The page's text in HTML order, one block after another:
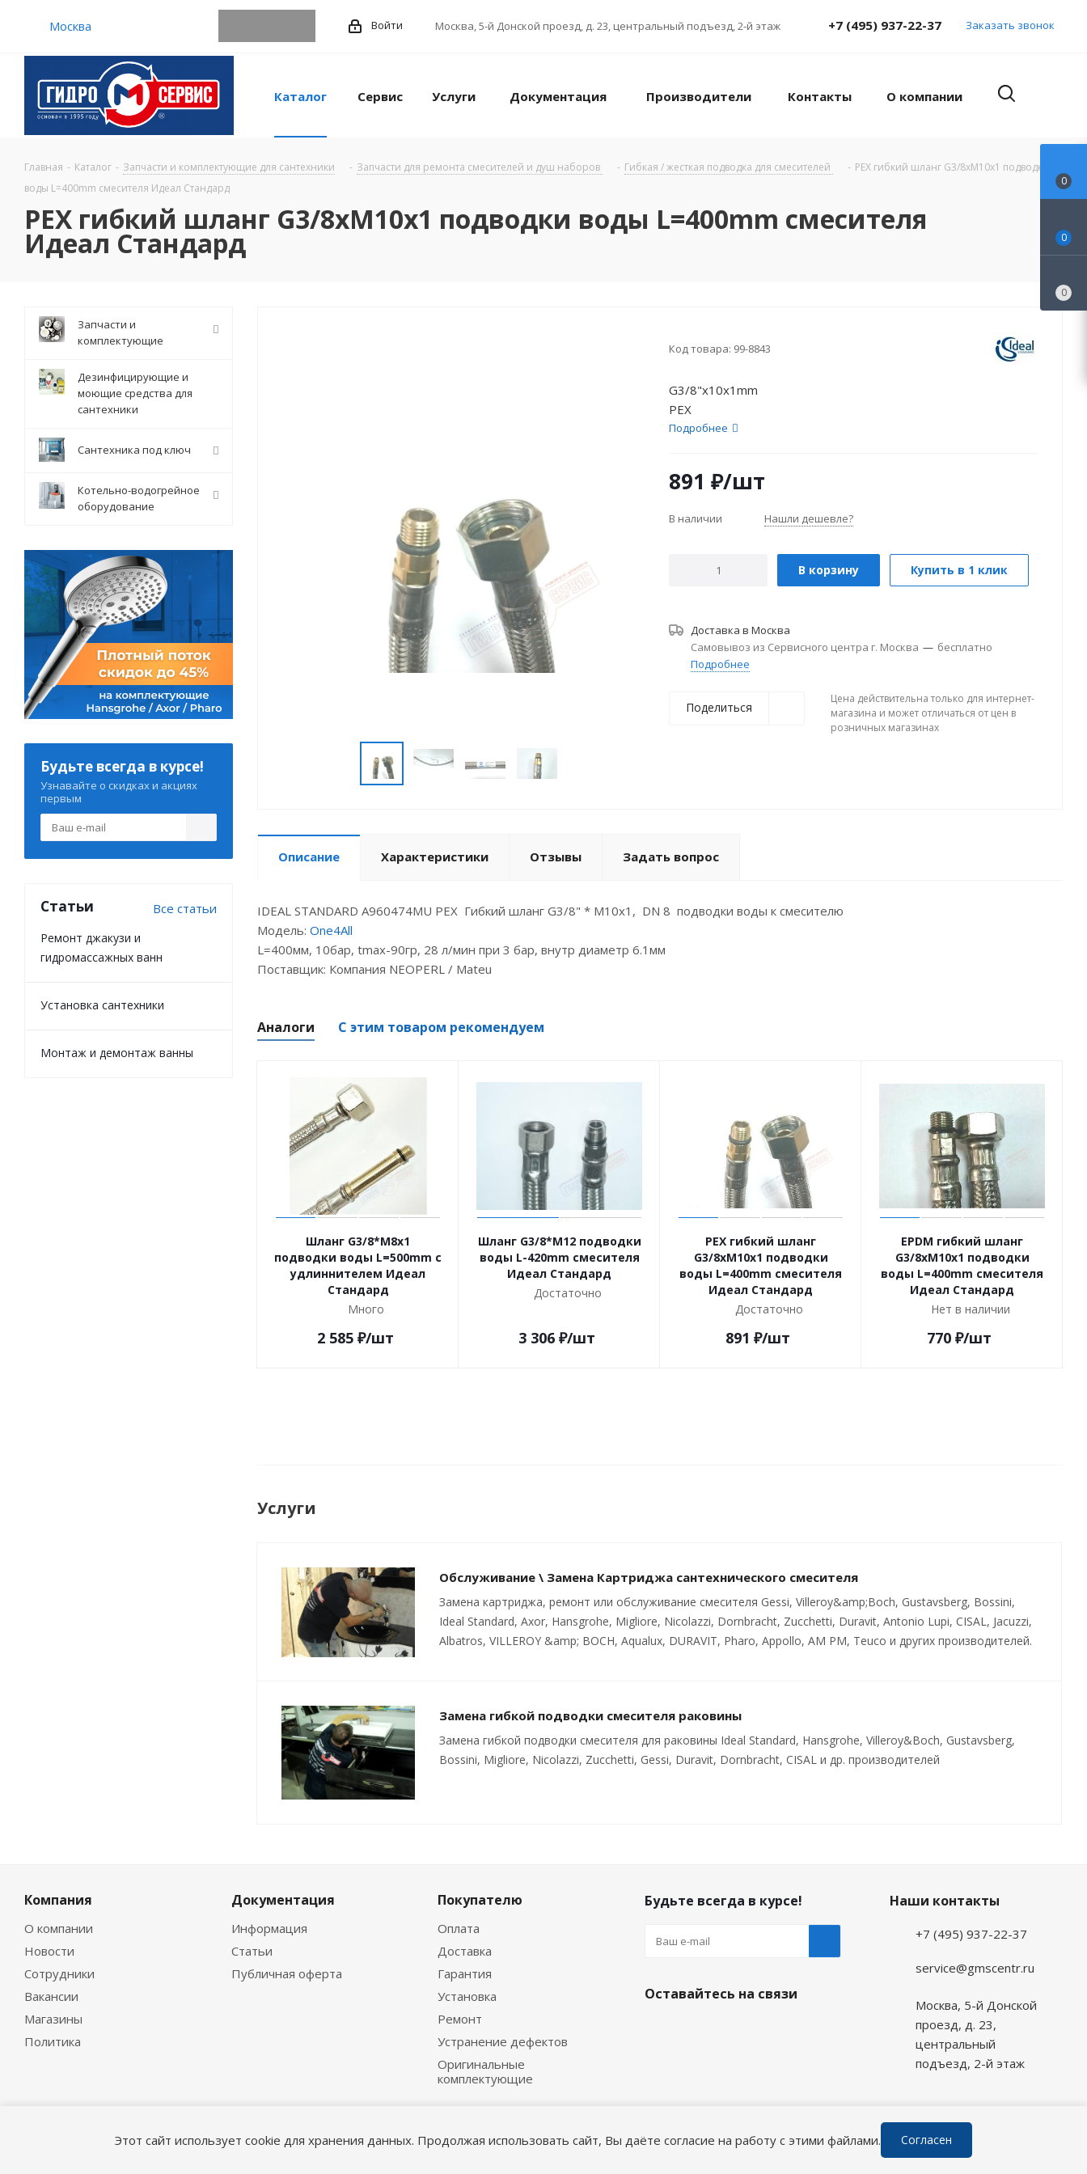
Москва Войти Москва,5-й Донской проезд, д. 23, центральный подъезд, 2-й этаж +7 (495) 937-22-37 Заказать звонок
Каталог Сервис Услуги Документация Производители Контакты О компании
Главная - Каталог - Запчасти и комплектующие для сантехники - Запчасти для ремонта смесителей и душ наборов - Гибкая / жесткая подводка для смесителей - PEX гибкий шланг G3/8хM10x1 подводки
воды L=400mm смесителя Идеал Стандард
PEX гибкий шланг G3/8хM10x1 подводки воды L=400mm смесителя
Идеал Стандард
Код товара: 99-8843
G3/8"x10x1mm
PEX
Подробнее
891 ₽/шт
В наличии Нашли дешевле?
В корзину Купить в 1 клик
Доставка в Москва
Самовывоз из Сервисного центра г. Москва — бесплатно
Подробнее
Поделиться
Цена действительна только для интернет-
магазина и может отличаться от цен в
розничных магазинах
Описание Характеристики Отзывы Задать вопрос
IDEAL STANDARD A960474MU PEX Гибкий шланг G3/8" * M10x1, DN 8 подводки воды к смесителю
Модель: One4All
L=400мм, 10бар, tmax-90гр, 28 л/мин при 3 бар, внутр диаметр 6.1мм
Поставщик: Компания NEOPERL / Mateu
Аналоги С этим товаром рекомендуем
Шланг G3/8*M8x1
подводки воды L=500mm с
удлиннителем Идеал
Стандард
Много
2 585₽/шт
Шланг G3/8*M12 подводки
воды L-420mm смесителя
Идеал Стандард
Достаточно
3 306₽/шт
PEX гибкий шланг
G3/8хM10x1 подводки
воды L=400mm смесителя
Идеал Стандард
Достаточно
891 ₽/шт
EPDM гибкий шланг
G3/8хM10x1 подводки
воды L=400mm смесителя
Идеал Стандард
Нет в наличии
770 ₽/шт
Услуги
Обслуживание \ Замена Картриджа сантехнического смесителя
Замена картриджа, ремонт или обслуживание смесителя Gessi, Villeroy&amp;Boch, Gustavsberg, Bossini,
Ideal Standard, Axor, Hansgrohe, Migliore, Nicolazzi, Dornbracht, Zucchetti, Duravit, Antonio Lupi, CISAL, Jacuzzi,
Albatros, VILLEROY &amp; BOCH, Aqualux, DURAVIT, Pharo, Appollo, AM PM, Teuco и других производителей.
Замена гибкой подводки смесителя раковины
Замена гибкой подводки смесителя для раковины Ideal Standard, Hansgrohe, Villeroy&Boch, Gustavsberg,
Bossini, Migliore, Nicolazzi, Zucchetti, Gessi, Duravit, Dornbracht, CISAL и др. производителей
Запчасти и
комплектующие
Дезинфицирующие и
моющие средства для
сантехники
Сантехника под ключ
Котельно-водогрейное
оборудование
Будьте всегда в курсе!
Узнавайте о скидках и акциях
первым
Статьи Все статьи
Ремонт джакузи и
гидромассажных ванн
Установка сантехники
Монтаж и демонтаж ванны
Компания
О компании
Новости
Сотрудники
Вакансии
Магазины
Политика
Документация
Информация
Статьи
Публичная оферта
Покупателю
Оплата
Доставка
Гарантия
Установка
Ремонт
Устранение дефектов
Оригинальные
комплектующие
Будьте всегда в курсе!
Оставайтесь на связи
Наши контакты
+7 (495) 937-22-37
service@gmscentr.ru
Москва, 5-й Донской
проезд, д. 23,
центральный
подъезд, 2-й этаж
0
0
0
Этот сайт использует cookie для хранения данных. Продолжая использовать сайт, Вы даёте согласие на работу с этими файлами. Согласен